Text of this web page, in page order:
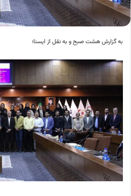
به گزارش هشت صبح و به نقل از ایسنا؛